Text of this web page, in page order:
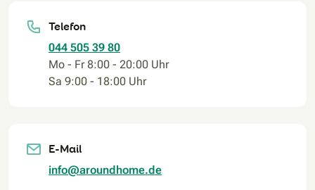
Telefon
044 505 39 80
Mo - Fr 8:00 - 20:00 Uhr
Sa 9:00 - 18:00 Uhr
E-Mail
info@aroundhome.de